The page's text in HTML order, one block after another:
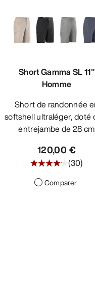
Short Gamma SL 11"
Homme
Short de randonnée en
softshell ultraléger, doté
entrejambe de 28 cm
120,00 €
(30)
Comparer